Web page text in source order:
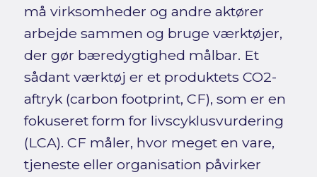
må virksomheder og andre aktører
arbejde sammen og bruge værktøjer,
der gør bæredygtighed målbar. Et
sådant værktøj er et produktets CO2-
aftryk (carbon footprint, CF), som er en
fokuseret form for livscyklusvurdering
(LCA). CF måler, hvor meget en vare,
tjeneste eller organisation påvirker